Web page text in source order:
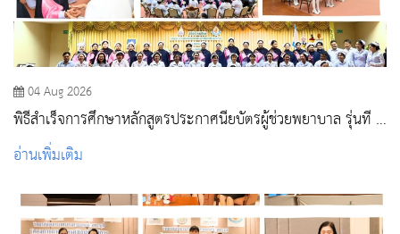
04 Aug 2026
พิธีสำเร็จการศึกษาหลักสูตรประกาศนียบัตรผู้ช่วยพยาบาล รุ่นที่ 3
ประจำปีการศึกษา 2568
อ่านเพิ่มเติม